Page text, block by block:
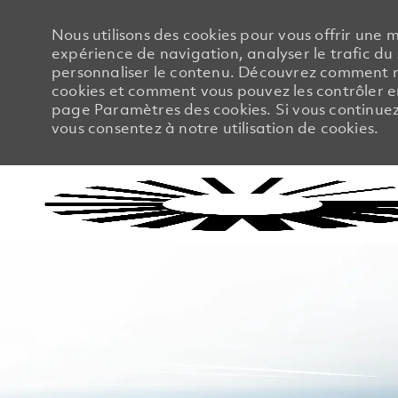
Nous utilisons des cookies pour vous offrir une
expérience de navigation, analyser le trafic du
personnaliser le contenu. Découvrez comment
cookies et comment vous pouvez les contrôler
page Paramètres des cookies. Si vous
vous consentez à notre utilisation de cookies.